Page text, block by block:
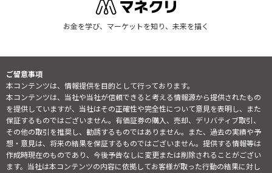
お金を学び、マーケットを知り、未来を描く
ご留意事項
本コンテンツは、情報提供を目的として行っております。
本コンテンツは、当社や当社が信頼できると考える情報源から提供されたもの
を提供していますが、当社はその正確性や完全性について意見を表明し、また
保証するものではございません。有価証券の購入、売却、デリバティブ取引、
その他の取引を推奨し、勧誘するものではありません。また、過去の実績や予
想・意見は、将来の結果を保証するものではございません。提供する情報等は
作成時現在のものであり、今後予告なしに変更または削除されることがござい
ます。当社は本コンテンツの内容に依拠してお客様が取った行動の結果に対し